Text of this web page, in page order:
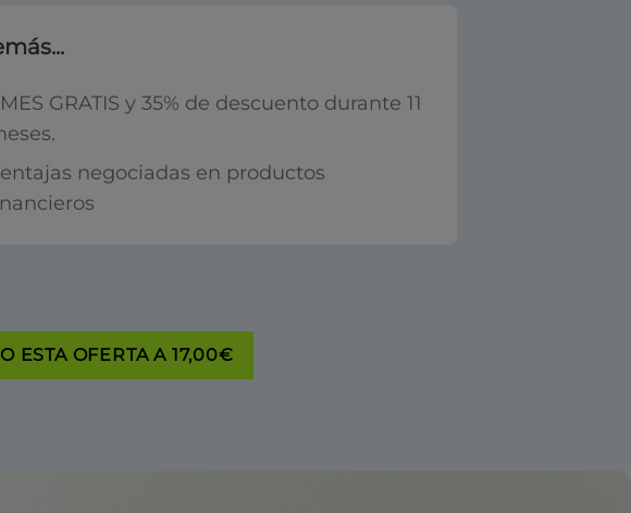
GRATIS y 35% de descuento durante 11
negociadas en productos
ESTA OFERTA A 17,00€